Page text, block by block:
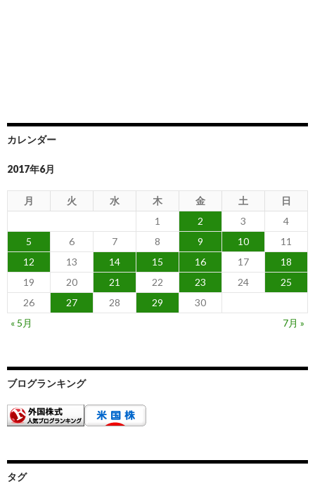
カレンダー
2017年6月
月 火 水 木 金 土
日
1
2 3
4
5
6 7 8 9 10
11
12
13 14 15 16 17
18
19
20 21 22 23 24
25
26
27 28 29
30
« 5月
7月 »
ブログランキング
タグ